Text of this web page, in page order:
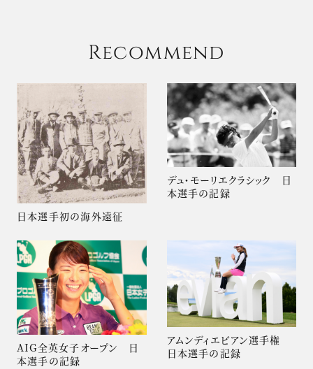
Recommend
日本選手初の海外遠征
デュ・モーリエクラシック 日
本選手の記録
AIG全英女子オープン 日
本選手の記録
アムンディエビアン選手権
日本選手の記録